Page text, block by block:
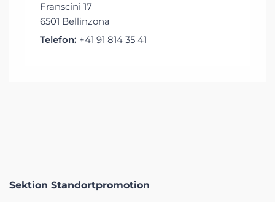
Franscini 17
6501 Bellinzona
Telefon: +41 91 814 35 41
Sektion Standortpromotion